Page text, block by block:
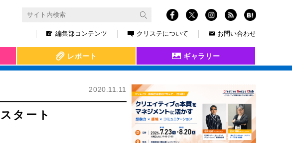
編集部コンテンツ クリステについて お問い合わせ
レポート ギャラリー
2020.11.11
タート